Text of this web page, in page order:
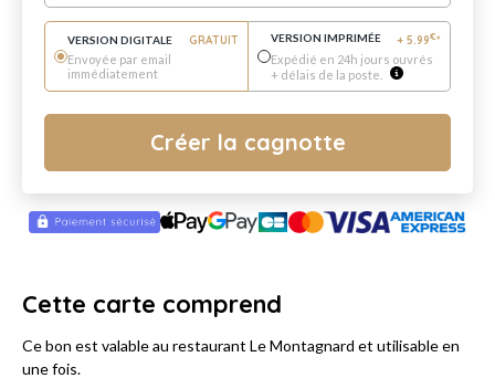
VERSION DIGITALE
GRATUIT
Envoyée par email
immédiatement
VERSION IMPRIMÉE + 5.99€*
Expédié en 24h jours ouvrés
+ délais de la poste.
Créer la cagnotte
Cette carte comprend
Ce bon est valable au restaurant Le Montagnard et utilisable en
une fois.